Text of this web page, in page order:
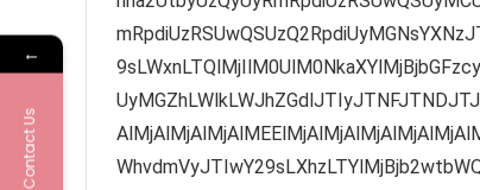
←
Contact Us